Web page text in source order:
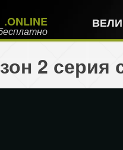
.ONLINE
2 серия